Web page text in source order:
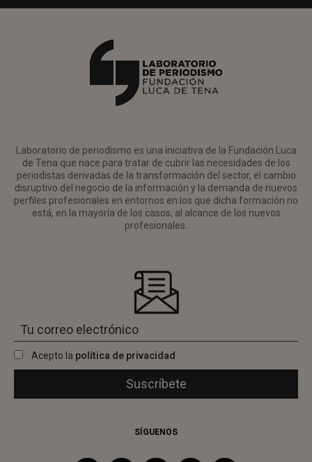
Laboratorio de periodismo es una iniciativa de la Fundación Luca
de Tena que nace para tratar de cubrir las necesidades de los
periodistas derivadas de la transformación del sector, el cambio
disruptivo del negocio de la información y la demanda de nuevos
perfiles profesionales en entornos en los que dicha formación no
está, en la mayoría de los casos, al alcance de los nuevos
profesionales.
Acepto la política de privacidad
SÍGUENOS